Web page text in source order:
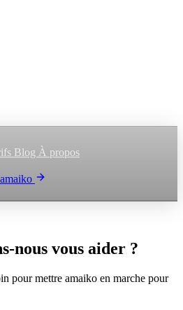
Blog À propos
nous vous aider ?
pour mettre amaiko en marche pour